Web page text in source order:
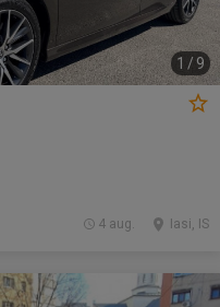
1 / 9
Iasi, IS
4 aug.